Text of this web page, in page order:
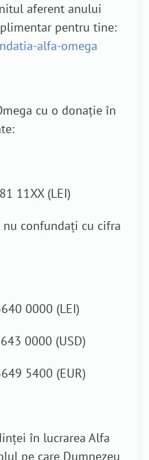
aferent anului
pentru tine:
alfa-omega
cu o donație în
11XX (LEI)
nu confundați cu cifra
0000 (LEI)
0000 (USD)
5400 (EUR)
în lucrarea Alfa
pe care Dumnezeu